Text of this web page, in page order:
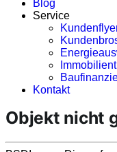
Blog
Service
Kontakt
Objekt nicht